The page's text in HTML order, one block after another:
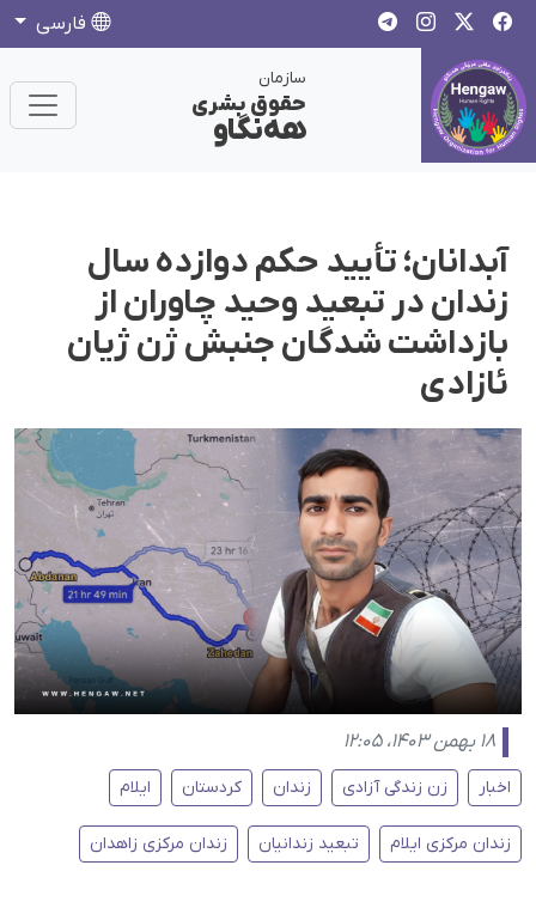
فارسی
سازمان
حقوق بشری
هەنگاو
آبدانان؛ تأييد حکم دوازده سال
زندان در تبعید وحید چاوران از
بازداشت شدگان جنبش ژن ژیان
ئازادی
۱۸ بهمن ۱۴۰۳، ۱۲:۰۵
اخبار زن زندگی آزادی زندان کردستان ایلام
زندان مرکزی ایلام تبعید زندانیان زندان مرکزی زاهدان